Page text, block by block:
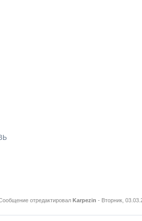
отредактировал Karpezin - Вторник,